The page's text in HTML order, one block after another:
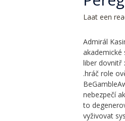
Laat een
Admirál
akademické
liber dovnitř
.hráč role
nebezpečí
to
vyživovat